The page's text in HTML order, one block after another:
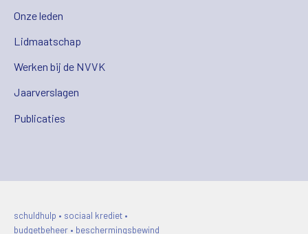
Onze leden
Lidmaatschap
Werken bij de NVVK
Jaarverslagen
Publicaties
schuldhulp • sociaal krediet •
budgetbeheer • beschermingsbewind